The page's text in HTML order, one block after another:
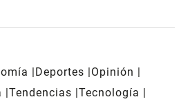
Deportes
Opinión
Tendencias Tecnología